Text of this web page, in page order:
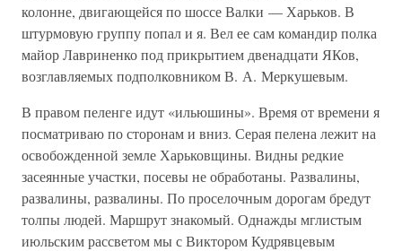
колонне, двигающейся по шоссе Валки — Харьков. В
штурмовую группу попал и я. Вел ее сам командир полка
майор Лавриненко под прикрытием двенадцати ЯКов,
возглавляемых подполковником В. А. Меркушевым.
В правом пеленге идут «ильюшины». Время от времени я
посматриваю по сторонам и вниз. Серая пелена лежит на
освобожденной земле Харьковщины. Видны редкие
засеянные участки, посевы не обработаны. Развалины,
развалины, развалины. По проселочным дорогам бредут
толпы людей. Маршрут знакомый. Однажды мглистым
июльским рассветом мы с Виктором Кудрявцевым